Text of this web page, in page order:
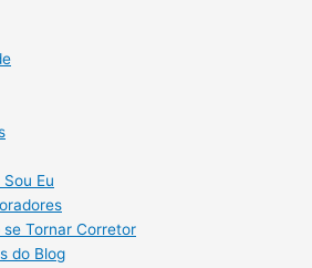
Eu
se Tornar Corretor
do Blog